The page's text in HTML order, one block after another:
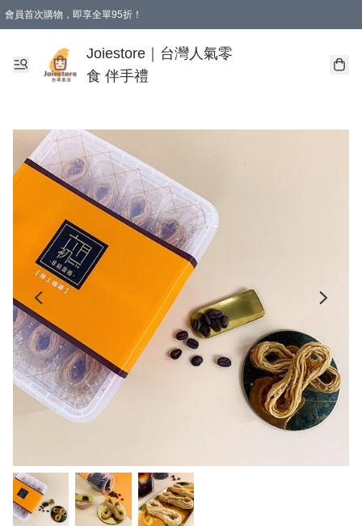
會員首次購物，即享全單95折！
購物滿 HKD 350.00即享免運費優惠！（適用於 本地送貨、本地取貨 )
Joiestore｜台灣人氣零
食 伴手禮